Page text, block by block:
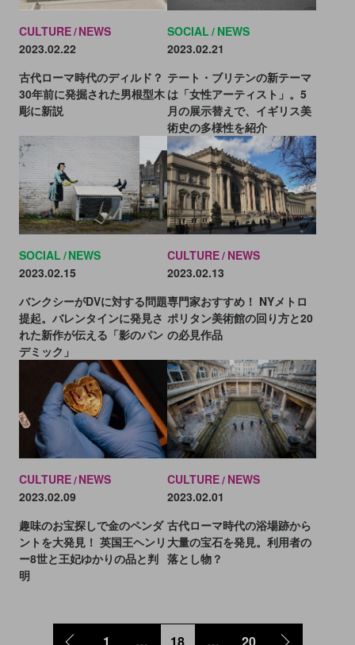
CULTURE NEWS
2023.02.22
古代ローマ時代のディルド？
30年前に発掘された男根型木
彫に新説
SOCIAL NEWS
2023.02.21
テート・ブリテンの新テーマ
は「女性アーティスト」。5
月の展示替えで、イギリス美
術史の多様性を紹介
SOCIAL NEWS
2023.02.15
バンクシーがDVに対する問題
提起。バレンタインに発見さ
れた新作が伝える「影のパン
デミック」
CULTURE NEWS
2023.02.13
専門家おすすめ！ NYメトロ
ポリタン美術館の回り方と20
の必見作品
CULTURE NEWS
2023.02.09
趣味のお宝探しで金のペンダ
ントを大発見！ 英国王ヘンリ
ー8世と王妃ゆかりの品と判
明
CULTURE NEWS
2023.02.01
古代ローマ時代の浴場跡から
大量の宝石を発見。利用者の
落とし物？